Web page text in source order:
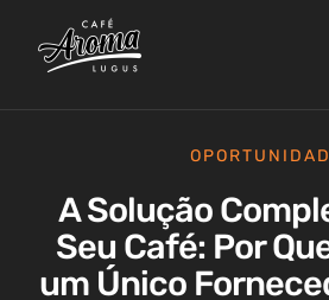
A Solução
Seu Café: Por
um Único